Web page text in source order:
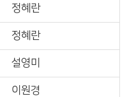
정혜란
정혜란
설영미
이원경